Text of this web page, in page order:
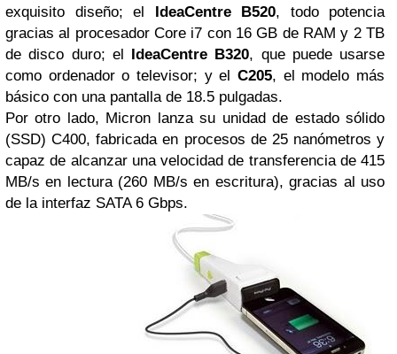
exquisito diseño; el IdeaCentre B520, todo potencia
gracias al procesador Core i7 con 16 GB de RAM y 2 TB
de disco duro; el IdeaCentre B320, que puede usarse
como ordenador o televisor; y el C205, el modelo más
básico con una pantalla de 18.5 pulgadas.
Por otro lado, Micron lanza su unidad de estado sólido
(SSD) C400, fabricada en procesos de 25 nanómetros y
capaz de alcanzar una velocidad de transferencia de 415
MB/s en lectura (260 MB/s en escritura), gracias al uso
de la interfaz SATA 6 Gbps.